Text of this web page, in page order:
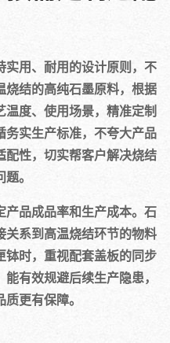
用、耐用的设计原则，不
结的高纯石墨原料，根据
度、使用场景，精准定制
实生产标准，不夸大产品
性，切实帮客户解决烧结
。
品成品率和生产成本。石
关系到高温烧结环节的物料
钵时，重视配套盖板的同步
有效规避后续生产隐患，
更有保障。